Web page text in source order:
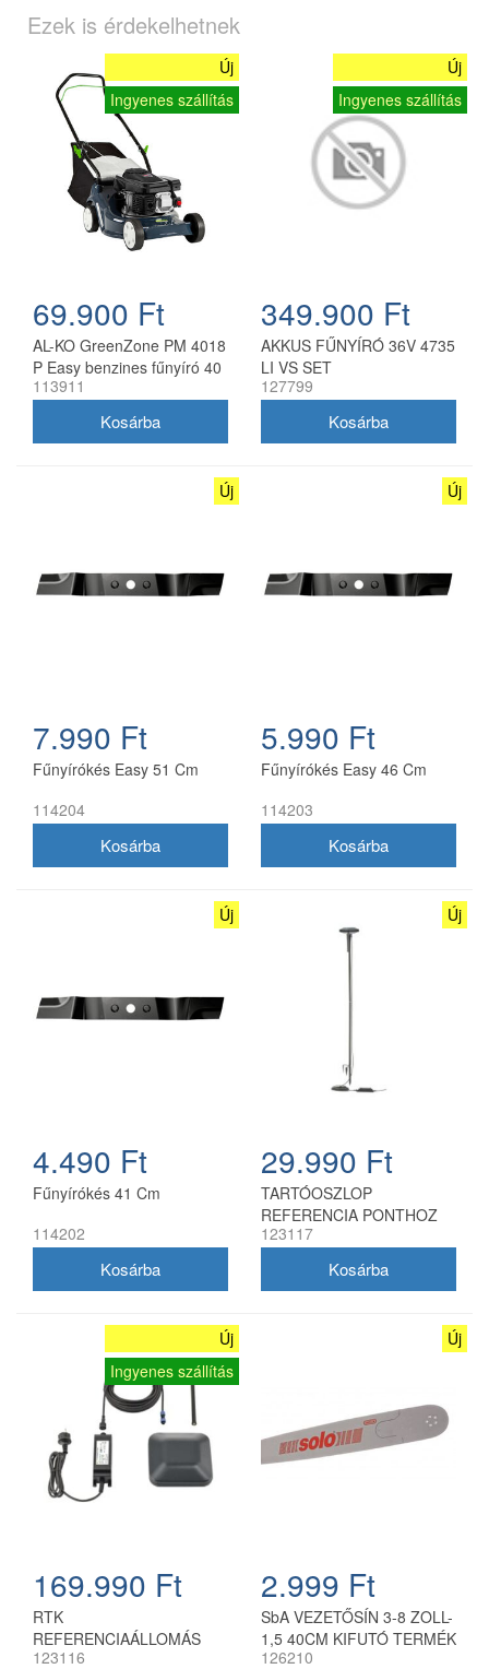
Ezek is érdekelhetnek
Új
Ingyenes szállítás
69.900 Ft
AL-KO GreenZone PM 4018
P Easy benzines fűnyíró 40
cm
113911
Új
Ingyenes szállítás
349.900 Ft
AKKUS FŰNYÍRÓ 36V 4735
LI VS SET
127799
Új
7.990 Ft
Fűnyírókés Easy 51 Cm
114204
Új
5.990 Ft
Fűnyírókés Easy 46 Cm
114203
Új
4.490 Ft
Fűnyírókés 41 Cm
114202
Új
29.990 Ft
TARTÓOSZLOP
REFERENCIA PONTHOZ
123117
Új
Ingyenes szállítás
169.990 Ft
RTK
REFERENCIAÁLLOMÁS
123116
Új
2.999 Ft
SbA VEZETŐSÍN 3-8 ZOLL-
1,5 40CM KIFUTÓ TERMÉK
126210